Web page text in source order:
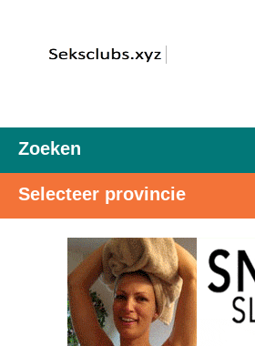
Zoeken
Selecteer provincie